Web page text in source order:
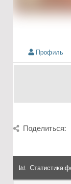
Профиль
Поделиться:
Статистика